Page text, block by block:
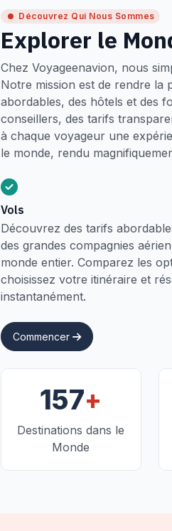
Découvrez Qui Nous Sommes
Explorer le
Chez Voyageenavion, nous
Notre mission est de rendre la
abordables, des hôtels et des
conseillers, des tarifs
à chaque voyageur une
le monde, rendu
Vols
Découvrez des tarifs
des grandes compagnies
monde entier. Comparez les
choisissez votre itinéraire et
instantanément.
Commencer
157+
Destinations dans le
Monde